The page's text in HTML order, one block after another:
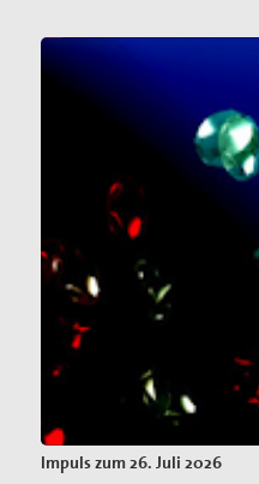
Impuls zum 26. Juli 2026